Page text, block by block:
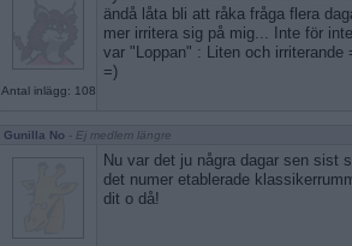
Antal inlägg: 108
ändå låta bli att råka fråga flera
mer irritera sig på mig... Inte för
var "Loppan" : Liten och
=)
Gunilla No - Ej medlem längre
Nu var det ju några dagar sen sist
det numer etablerade
dit o då!